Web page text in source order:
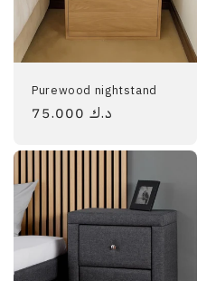
Purewood nightstand
السعر
75.000 د.ك